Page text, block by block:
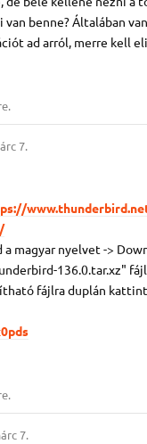
van benne? Általában
ad arról, merre kell
7.
magyar nyelvet ->
136.0.tar.xz"
fájlra duplán
7.